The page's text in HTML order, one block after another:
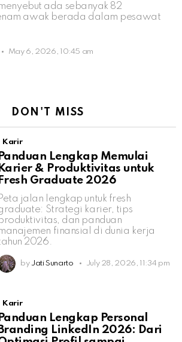
ada sebanyak 82
awak berada dalam pesawat
May 6, 2026, 10:45 am
DON'T MISS
Karir
Panduan Lengkap Memulai
Karier & Produktivitas untuk
Fresh Graduate 2026
Peta jalan lengkap untuk fresh
Strategi karier, tips
dan panduan
finansial di dunia kerja
2026.
by Jati Sunarto July 28, 2026, 11:34 pm
Karir
Panduan Lengkap Personal
Branding LinkedIn 2026: Dari